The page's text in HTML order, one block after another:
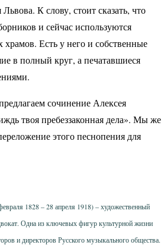
К слову, стоит сказать, что
и сейчас используются
Есть у него и собственные
в полный круг, а печатавшиеся
сочинение Алексея
твоя пребеззаконная дела». Мы же
этого песнопения для
1828 – 28 апреля 1918) – художественный
Одна из ключевых фигур культурной жизни
и директоров Русского музыкального общества.